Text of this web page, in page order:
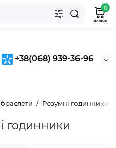
+38(068) 939-36-96
0
Кошик
Розумні годинники
годинники